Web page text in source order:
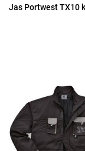
Jas Portwest TX10